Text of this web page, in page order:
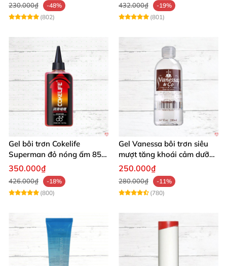
230.000₫
-48%
(802)
432.000₫
-19%
(801)
Gel bôi trơn Cokelife
Superman đỏ nóng ấm 85g
giảm đau rát
350.000₫
426.000₫
-18%
(800)
Gel Vanessa bôi trơn siêu
mượt tăng khoái cảm dưỡng
ẩm 200ml
250.000₫
280.000₫
-11%
(780)